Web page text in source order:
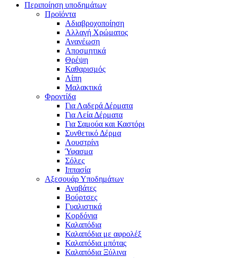
Περιποίηση υποδημάτων
Προϊόντα
Αδιαβροχοποίηση
Αλλαγή Χρώματος
Ανανέωση
Αποσμητικά
Θρέψη
Καθαρισμός
Λίπη
Μαλακτικά
Φροντίδα
Για Λαδερά Δέρματα
Για Λεία Δέρματα
Για Σαμούα και Καστόρι
Συνθετικό Δέρμα
Λουστρίνι
Ύφασμα
Σόλες
Ιππασία
Αξεσουάρ Υποδημάτων
Αναβάτες
Βούρτσες
Γυαλιστικά
Κορδόνια
Καλαπόδια
Καλαπόδια με αφρολέξ
Καλαπόδια μπότας
Καλαπόδια Ξύλινα